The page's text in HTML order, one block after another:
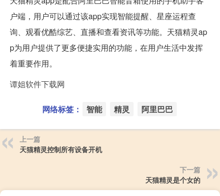
户端，用户可以通过该app实现智能提醒、星座运程查
询、观看优酷综艺、直播和查看资讯等功能。天猫精灵ap
p为用户提供了更多便捷实用的功能，在用户生活中发挥
着重要作用。
谭姐软件下载网
网络标签： 智能 精灵 阿里巴巴
上一篇
天猫精灵控制所有设备开机
下一篇
天猫精灵是个女的